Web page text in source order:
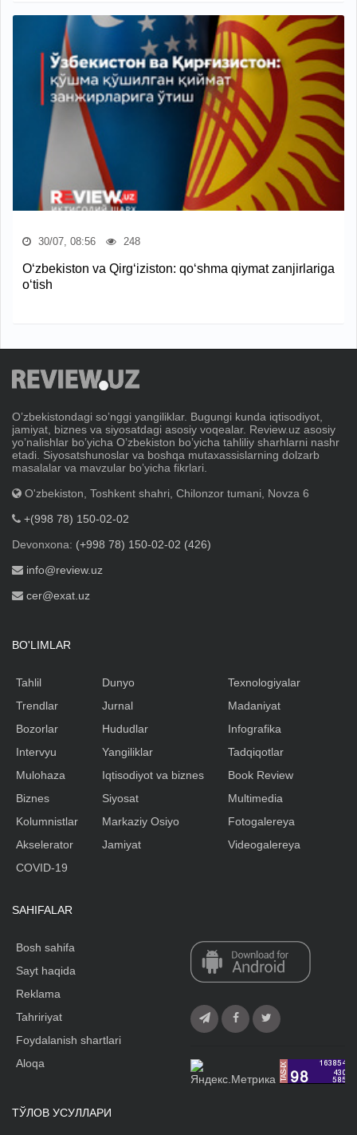
30/07, 08:56 248
O‘zbekiston va Qirg‘iziston: qo‘shma qiymat zanjirlariga
o‘tish
Oʼzbekistondagi soʼnggi yangiliklar. Bugungi kunda iqtisodiyot,
jamiyat, biznes va siyosatdagi asosiy voqealar. Review.uz asosiy
yoʼnalishlar boʼyicha Oʼzbekiston boʼyicha tahliliy sharhlarni nashr
etadi. Siyosatshunoslar va boshqa mutaxassislarning dolzarb
masalalar va mavzular boʼyicha fikrlari.
O'zbekiston, Toshkent shahri, Chilonzor tumani, Novza 6
+(998 78) 150-02-02
Devonxona: (+998 78) 150-02-02 (426)
info@review.uz
cer@exat.uz
BO'LIMLAR
Tahlil
Trendlar
Bozorlar
Intervyu
Mulohaza
Biznes
Kolumnistlar
Akselerator
Dunyo
Jurnal
Hududlar
Yangiliklar
Iqtisodiyot va biznes
Siyosat
Markaziy Osiyo
Jamiyat
Texnologiyalar
Madaniyat
Infografika
Tadqiqotlar
Book Review
Multimedia
Fotogalereya
Videogalereya
COVID-19
SAHIFALAR
Bosh sahifa
Sayt haqida
Reklama
Tahririyat
Foydalanish shartlari
Aloqa
ТЎЛОВ УСУЛЛАРИ